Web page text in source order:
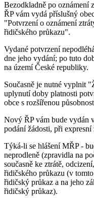
Bezodkladně po oznámení
ŘP vám vydá příslušný
"Potvrzení o oznámení
řidičského průkazu".
Vydané potvrzení
dne jeho vydání; po tuto
na území České republiky.
Současně je nutné vyplnit
uplynutí doby platnosti
obce s rozšířenou
Nový ŘP vám bude vydán
podání žádosti, při
Týká-li se hlášení MŘP -
neprodleně (zpravidla na
současně ke ztrátě,
řidičského průkazu (v
řidičský průkaz a na jeho
řidičský průkaz).